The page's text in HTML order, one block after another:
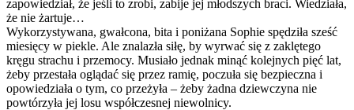
zapowiedział, że jeśli to zrobi, zabije jej młodszych braci. Wiedziała,
że nie żartuje…
Wykorzystywana, gwałcona, bita i poniżana Sophie spędziła sześć
miesięcy w piekle. Ale znalazła siłę, by wyrwać się z zaklętego
kręgu strachu i przemocy. Musiało jednak minąć kolejnych pięć lat,
żeby przestała oglądać się przez ramię, poczuła się bezpieczna i
opowiedziała o tym, co przeżyła – żeby żadna dziewczyna nie
powtórzyła jej losu współczesnej niewolnicy.